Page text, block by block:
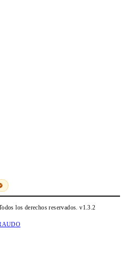
los derechos reservados.v1.3.2